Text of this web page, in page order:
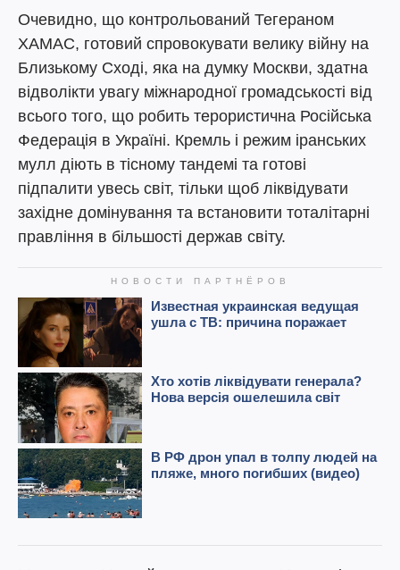
Очевидно, що контрольований Тегераном
ХАМАС, готовий спровокувати велику війну на
Близькому Сході, яка на думку Москви, здатна
відволікти увагу міжнародної громадськості від
всього того, що робить терористична Російська
Федерація в Україні. Кремль і режим іранських
мулл діють в тісному тандемі та готові
підпалити увесь світ, тільки щоб ліквідувати
західне домінування та встановити тоталітарні
правління в більшості держав світу.